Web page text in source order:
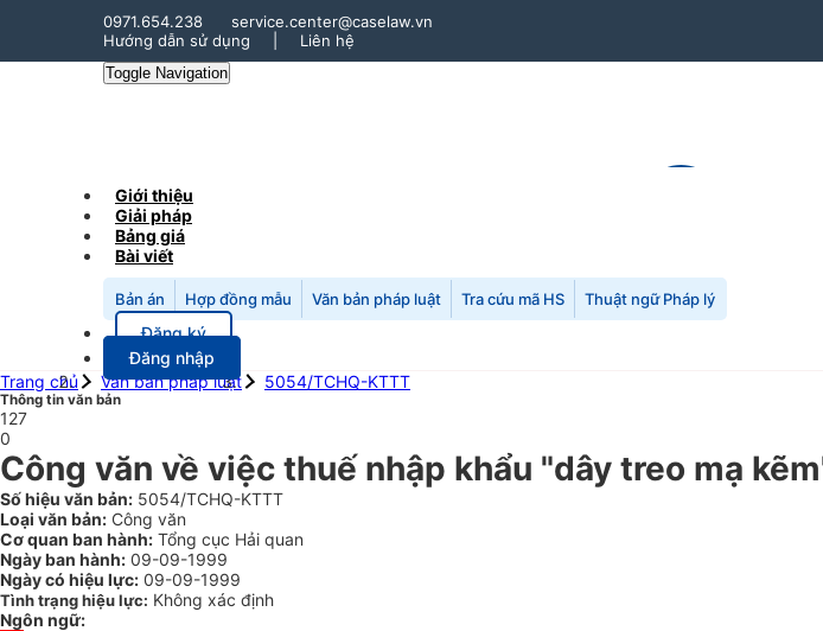
0971.654.238
service.center@caselaw.vn
Hướng dẫn sử dụng
Liên hệ
Toggle Navigation
Giới thiệu
Giải pháp
Bảng giá
Bài viết
Bản án Hợp đồng mẫu Văn bản pháp luật Tra cứu mã HS Thuật ngữ Pháp lý
Đăng ký
Đăng nhập
Trang chủ
Văn bản pháp luật 5054/TCHQ-KTTT
Thông tin văn bản
127
0
Công văn về việc thuế nhập khẩu "dây treo mạ
Số hiệu văn bản: 5054/TCHQ-KTTT
Loại văn bản: Công văn
Cơ quan ban hành: Tổng cục Hải quan
Ngày ban hành: 09-09-1999
Ngày có hiệu lực: 09-09-1999
Tình trạng hiệu lực: Không xác định
Ngôn ngữ: